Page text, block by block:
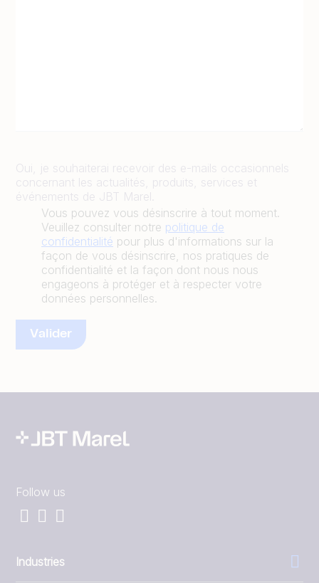
Oui, je souhaiterai recevoir des e-mails occasionnels
concernant les actualités, produits, services et
événements de JBT Marel.
Vous pouvez vous désinscrire à tout moment.
Veuillez consulter notre politique de
confidentialité pour plus d'informations sur la
façon de vous désinscrire, nos pratiques de
confidentialité et la façon dont nous nous
engageons à protéger et à respecter votre
données personnelles.
Follow us
Industries